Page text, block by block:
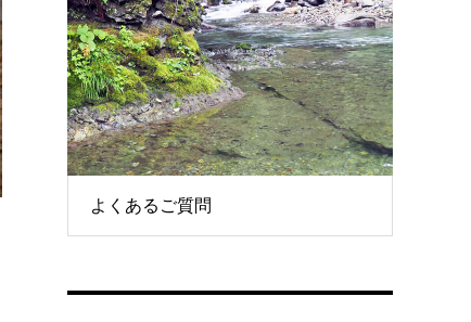
よくあるご質問